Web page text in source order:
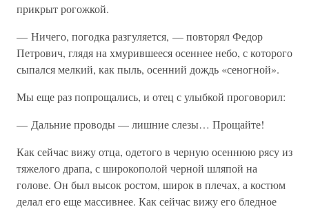
прикрыт рогожкой.
— Ничего, погодка разгуляется, — повторял Федор
Петрович, глядя на хмурившееся осеннее небо, с которого
сыпался мелкий, как пыль, осенний дождь «сеногной».
Мы еще раз попрощались, и отец с улыбкой проговорил:
— Дальние проводы — лишние слезы… Прощайте!
Как сейчас вижу отца, одетого в черную осеннюю рясу из
тяжелого драпа, с широкополой черной шляпой на
голове. Он был высок ростом, широк в плечах, а костюм
делал его еще массивнее. Как сейчас вижу его бледное